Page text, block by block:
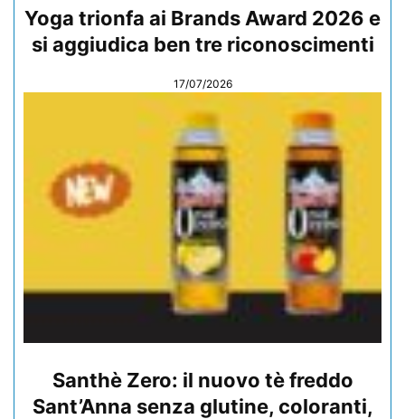
Yoga trionfa ai Brands Award 2026 e
si aggiudica ben tre riconoscimenti
17/07/2026
Santhè Zero: il nuovo tè freddo
Sant’Anna senza glutine, coloranti,